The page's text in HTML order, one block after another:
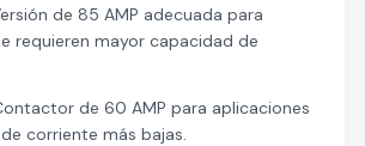
de 85 AMP adecuada para
requieren mayor capacidad de
de 60 AMP para aplicaciones
corriente más bajas.